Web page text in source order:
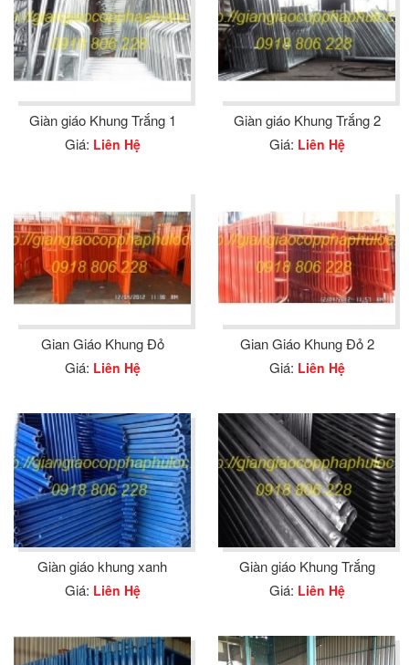
Giàn giáo Khung Trắng 1
Giá: Liên Hệ
Giàn giáo Khung Trắng 2
Giá: Liên Hệ
Gian Giáo Khung Đỏ
Giá: Liên Hệ
Gian Giáo Khung Đỏ 2
Giá: Liên Hệ
Giàn giáo khung xanh
Giá: Liên Hệ
Giàn giáo Khung Trắng
Giá: Liên Hệ